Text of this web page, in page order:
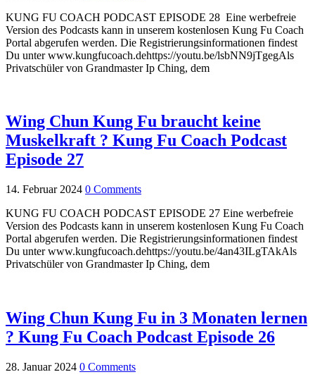
KUNG FU COACH PODCAST EPISODE 28 Eine werbefreie
Version des Podcasts kann in unserem kostenlosen Kung Fu Coach
Portal abgerufen werden. Die Registrierungsinformationen findest
Du unter www.kungfucoach.dehttps://youtu.be/lsbNN9jTgegAls
Privatschüler von Grandmaster Ip Ching, dem
Wing Chun Kung Fu braucht keine
Muskelkraft ? Kung Fu Coach Podcast
Episode 27
14. Februar 2024 0 Comments
KUNG FU COACH PODCAST EPISODE 27 Eine werbefreie
Version des Podcasts kann in unserem kostenlosen Kung Fu Coach
Portal abgerufen werden. Die Registrierungsinformationen findest
Du unter www.kungfucoach.dehttps://youtu.be/4an43ILgTAkAls
Privatschüler von Grandmaster Ip Ching, dem
Wing Chun Kung Fu in 3 Monaten lernen
? Kung Fu Coach Podcast Episode 26
28. Januar 2024 0 Comments